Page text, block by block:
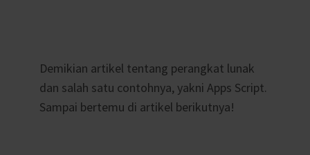
Demikian artikel tentang perangkat lunak
dan salah satu contohnya, yakni Apps Script.
Sampai bertemu di artikel berikutnya!